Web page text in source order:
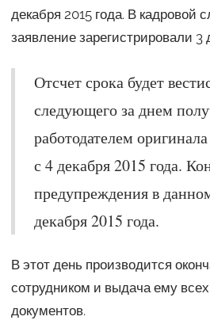
декабря 2015 года. В кадровой
заявление зарегистрировали 3
Отсчет срока будет
следующего за днем
работодателем
с 4 декабря 2015 года.
предупреждения в
декабря 2015 года.
В этот день производится
сотрудником и выдача ему
документов.